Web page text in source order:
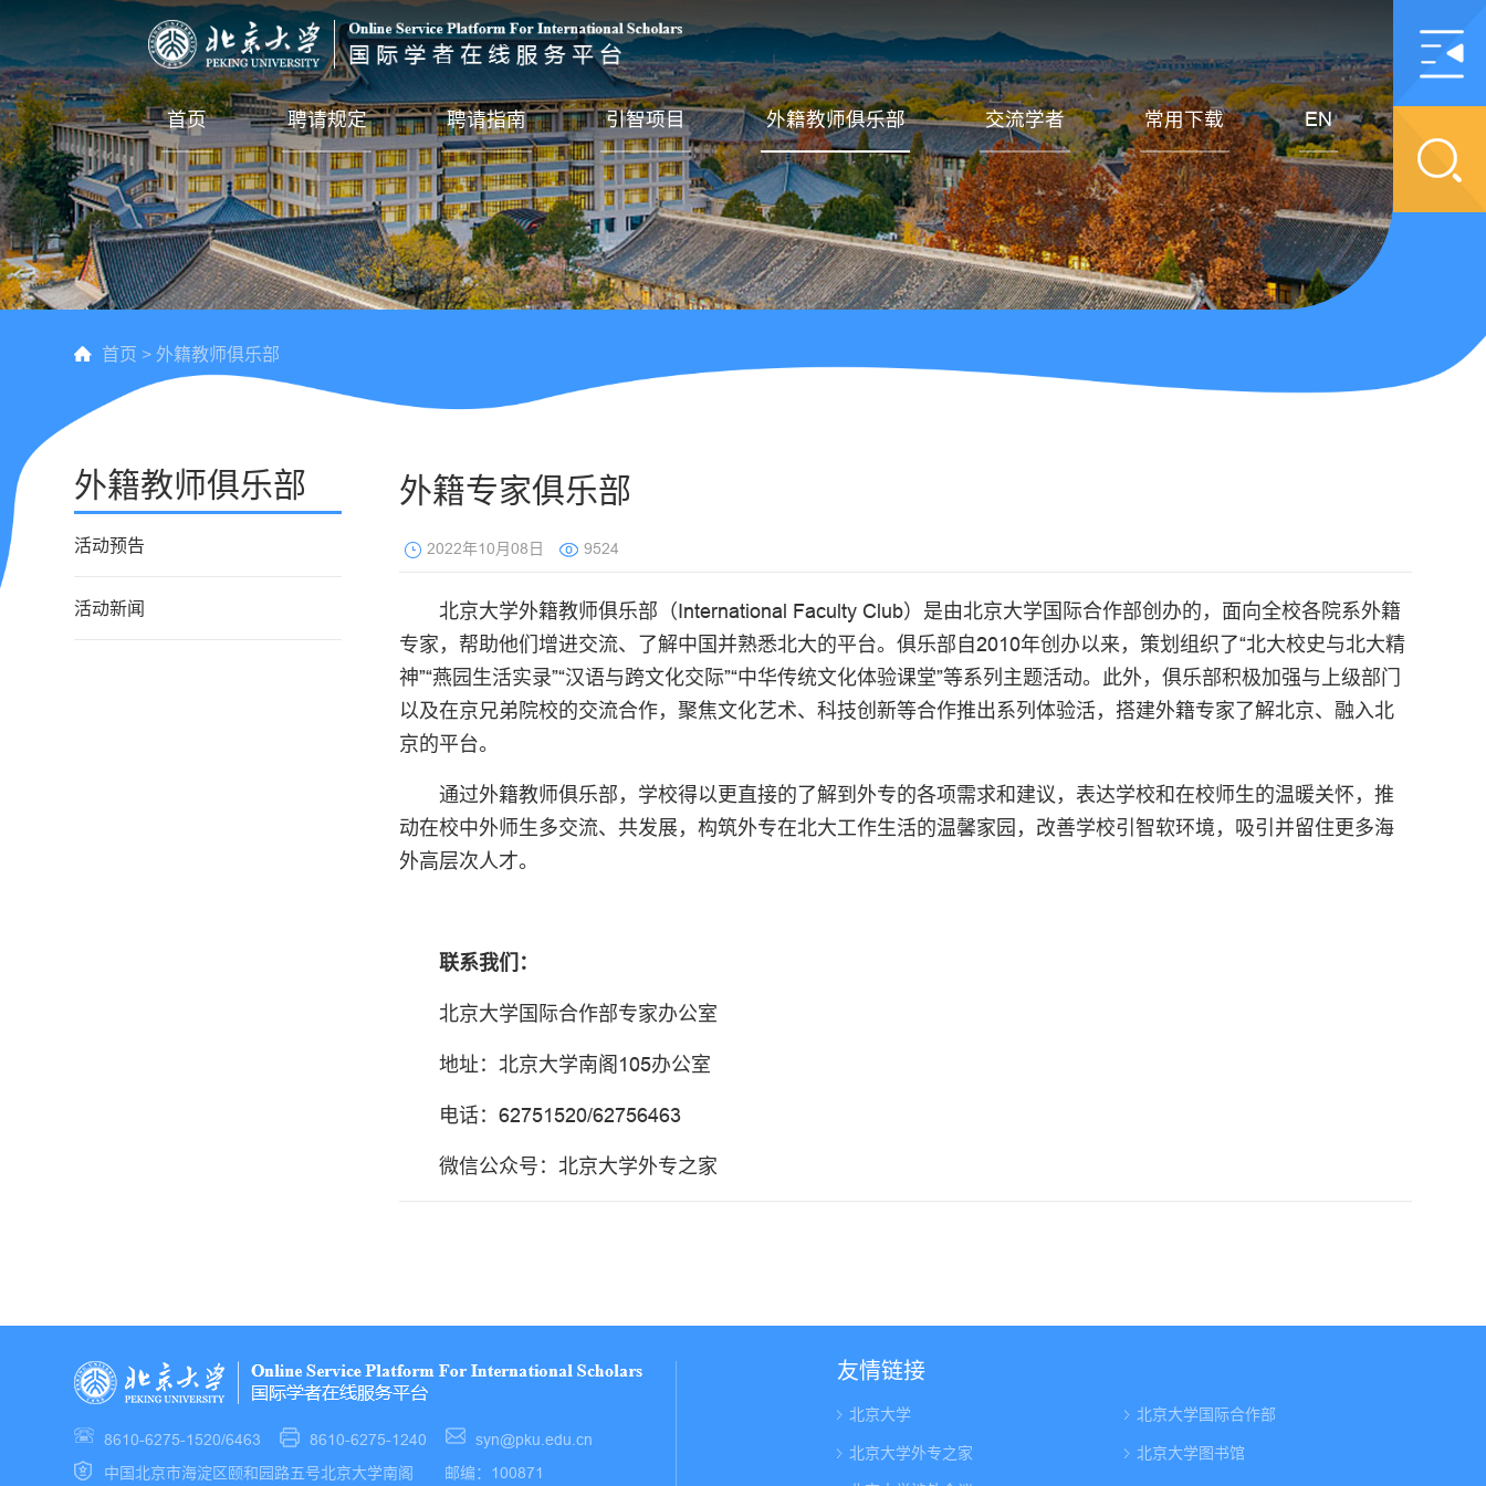
首页 聘请规定 聘请指南 引智项目 外籍教师俱乐部 交流学者 常用下载 EN
首页 > 外籍教师俱乐部
外籍教师俱乐部
活动预告
活动新闻
外籍专家俱乐部
2022年10月08日 9524
北京大学外籍教师俱乐部（International Faculty Club）是由北京大学国际合作部创办的，面向全校各院系外籍
专家，帮助他们增进交流、了解中国并熟悉北大的平台。俱乐部自2010年创办以来，策划组织了“北大校史与北大精
神”“燕园生活实录”“汉语与跨文化交际”“中华传统文化体验课堂”等系列主题活动。此外，俱乐部积极加强与上级部门
以及在京兄弟院校的交流合作，聚焦文化艺术、科技创新等合作推出系列体验活，搭建外籍专家了解北京、融入北
京的平台。
通过外籍教师俱乐部，学校得以更直接的了解到外专的各项需求和建议，表达学校和在校师生的温暖关怀，推
动在校中外师生多交流、共发展，构筑外专在北大工作生活的温馨家园，改善学校引智软环境，吸引并留住更多海
外高层次人才。
联系我们：
北京大学国际合作部专家办公室
地址：北京大学南阁105办公室
电话：62751520/62756463
微信公众号：北京大学外专之家
友情链接
北京大学 北京大学国际合作部
北京大学外专之家 北京大学图书馆
8610-6275-1520/6463 8610-6275-1240
syn@pku.edu.cn
中国北京市海淀区颐和园路五号北京大学南阁 邮编：100871